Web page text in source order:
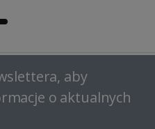
aby
o aktualnych